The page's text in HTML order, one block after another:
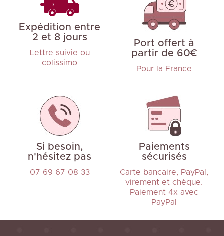
Expédition entre
2 et 8 jours
Lettre suivie ou
colissimo
Port offert à
partir de 60€
Pour la France
Si besoin,
n'hésitez pas
07 69 67 08 33
Paiements
sécurisés
Carte bancaire, PayPal,
virement et chèque.
Paiement 4x avec
PayPal